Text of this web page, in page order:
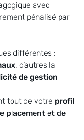
avec
pénalisé par
différentes :
, d’autres la
de gestion
tout de votre profil
placement et de